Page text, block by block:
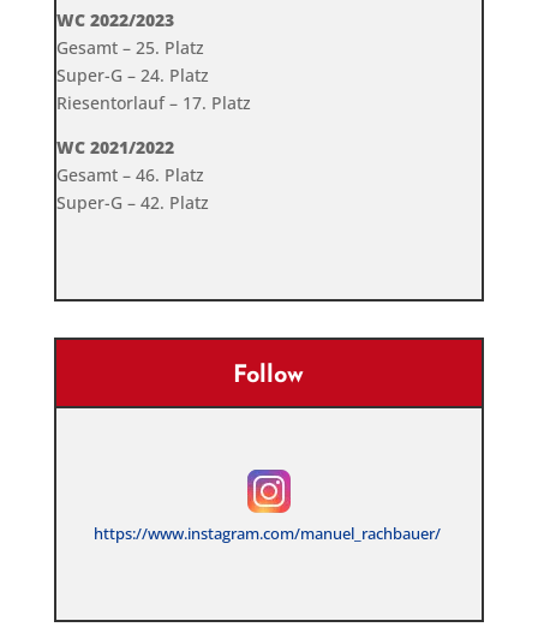
WC 2022/2023
Gesamt – 25. Platz
Super-G – 24. Platz
Riesentorlauf – 17. Platz
WC 2021/2022
Gesamt – 46. Platz
Super-G – 42. Platz
Follow
https://www.instagram.com/manuel_rachbauer/